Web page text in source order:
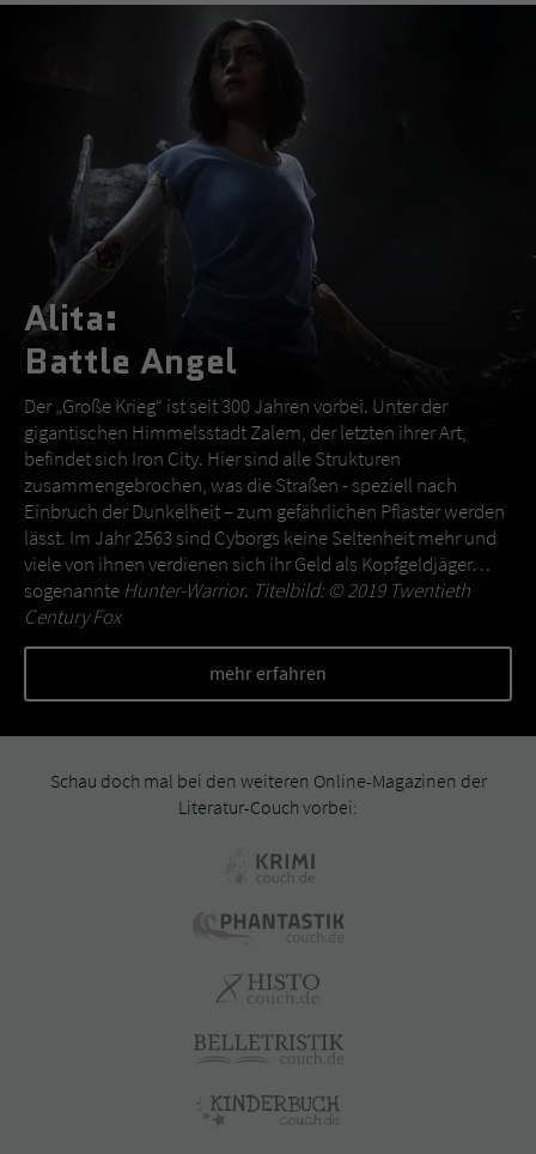
Alita:
Battle Angel
Der „Große Krieg“ ist seit 300 Jahren vorbei. Unter der
gigantischen Himmelsstadt Zalem, der letzten ihrer Art,
befindet sich Iron City. Hier sind alle Strukturen
zusammengebrochen, was die Straßen - speziell nach
Einbruch der Dunkelheit – zum gefährlichen Pflaster werden
lässt. Im Jahr 2563 sind Cyborgs keine Seltenheit mehr und
viele von ihnen verdienen sich ihr Geld als Kopfgeldjäger…
sogenannte Hunter-Warrior. Titelbild: © 2019 Twentieth
Century Fox
mehr erfahren
Schau doch mal bei den weiteren Online-Magazinen der
Literatur-Couch vorbei: